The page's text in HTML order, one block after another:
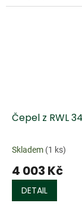
Čepel z RWL
Skladem (1 ks)
4 003 Kč
DETAIL